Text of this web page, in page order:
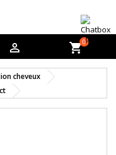
 shopping_cart0
cheveux